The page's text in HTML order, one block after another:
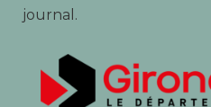
journal.